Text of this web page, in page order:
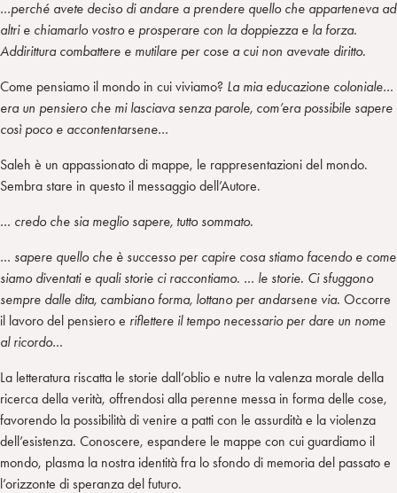
…perché avete deciso di andare a prendere quello che apparteneva ad
altri e chiamarlo vostro e prosperare con la doppiezza e la forza.
Addirittura combattere e mutilare per cose a cui non avevate diritto.
Come pensiamo il mondo in cui viviamo? La mia educazione coloniale…
era un pensiero che mi lasciava senza parole, com’era possibile sapere
così poco e accontentarsene…
Saleh è un appassionato di mappe, le rappresentazioni del mondo.
Sembra stare in questo il messaggio dell’Autore.
… credo che sia meglio sapere, tutto sommato.
… sapere quello che è successo per capire cosa stiamo facendo e come
siamo diventati e quali storie ci raccontiamo. … le storie. Ci sfuggono
sempre dalle dita, cambiano forma, lottano per andarsene via. Occorre
il lavoro del pensiero e riflettere il tempo necessario per dare un nome
al ricordo…
La letteratura riscatta le storie dall’oblio e nutre la valenza morale della
ricerca della verità, offrendosi alla perenne messa in forma delle cose,
favorendo la possibilità di venire a patti con le assurdità e la violenza
dell’esistenza. Conoscere, espandere le mappe con cui guardiamo il
mondo, plasma la nostra identità fra lo sfondo di memoria del passato e
l’orizzonte di speranza del futuro.